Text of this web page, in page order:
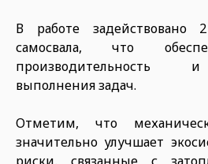
В работе задействовано
самосвала, что
производительность
выполнения задач.
Отметим, что
значительно улучшает